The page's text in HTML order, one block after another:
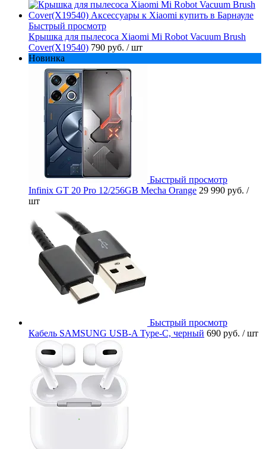
Быстрый просмотр
Крышка для пылесоса Xiaomi Mi Robot Vacuum Brush
Cover(X19540) 790 руб. / шт
Новинка
Быстрый просмотр
Infinix GT 20 Pro 12/256GB Mecha Orange 29 990 руб. /
шт
Быстрый просмотр
Кабель SAMSUNG USB-A Type-C, черный 690 руб. / шт